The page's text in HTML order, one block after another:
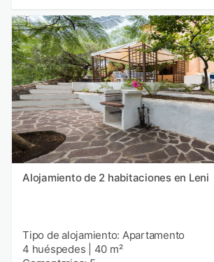
Alojamiento de 2 habitaciones en Leni
Tipo de alojamiento: Apartamento
4 huéspedes
40 m²